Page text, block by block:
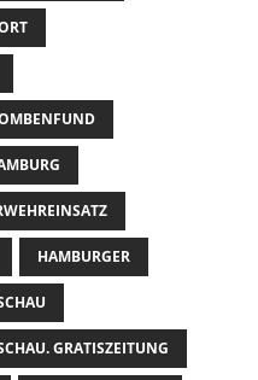
HAMBURGER
GRATISZEITUNG